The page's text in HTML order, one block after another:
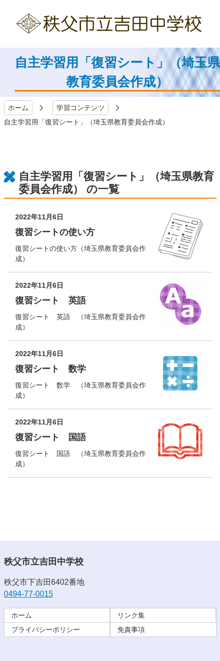
自主学習用「復習シート」（埼玉県
教育委員会作成）
ホーム
学習コンテンツ
自主学習用「復習シート」（埼玉県教育委員会作成）
自主学習用「復習シート」（埼玉県教育
委員会作成） の一覧
2022年11月6日
復習シートの使い方
復習シートの使い方（埼玉県教育委員会作
成）
2022年11月6日
復習シート 英語
復習シート 英語 （埼玉県教育委員会作
成）
2022年11月6日
復習シート 数学
復習シート 数学 （埼玉県教育委員会作
成）
2022年11月6日
復習シート 国語
復習シート 国語 （埼玉県教育委員会作
成）
秩父市立吉田中学校
秩父市下吉田6402番地
0494-77-0015
ホーム
リンク集
プライバシーポリシー
免責事項